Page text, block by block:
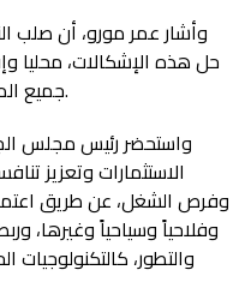
وأشار عمر مورو، أن صلب
حل هذه الإشكالات، محليا
جميع المعنيين، على مستوى التراب الجهوي.
واستحضر رئيس مجلس
الاستثمارات وتعزيز
وفرص الشغل، عن طريق
وفلاحياً وسياحياً وغيرها،
والتطور، كالتكنولوجيات